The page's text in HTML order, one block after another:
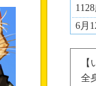
6月
全